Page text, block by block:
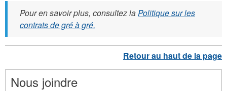
Pour en savoir plus, consultez laPolitique sur les
contrats de gré à gré.
Nous joindre